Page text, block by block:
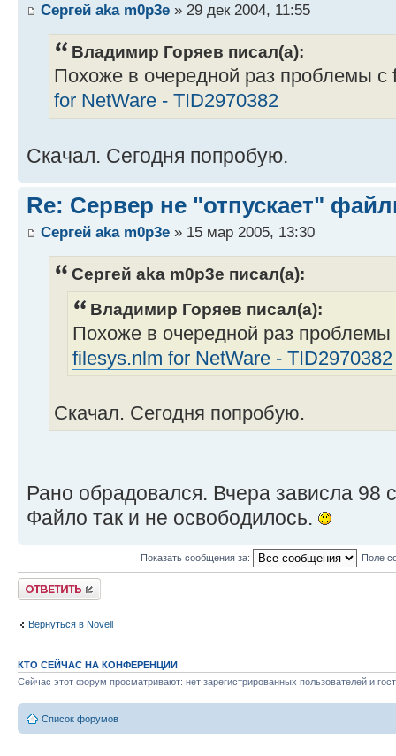
Сергей aka m0p3e » 29 дек 2004, 11:55
Владимир Горяев писал(а):
Похоже в очередной раз проблемы c
for NetWare - TID2970382
Скачал. Сегодня попробую.
Re: Сервер не "отпускает"
Сергей aka m0p3e » 15 мар 2005, 13:30
Сергей aka m0p3e писал(а):
Владимир Горяев писал(а):
Похоже в очередной раз
filesys.nlm for NetWare - TID2970382
Скачал. Сегодня попробую.
Рано обрадовался. Вчера зависла 98
Файло так и не освободилось.
Показать сообщения за: Поле
Ответить
Вернуться в Novell
КТО СЕЙЧАС НА КОНФЕРЕНЦИИ
Сейчас этот форум просматривают: нет зарегистрированных пользователей и
Список форумов